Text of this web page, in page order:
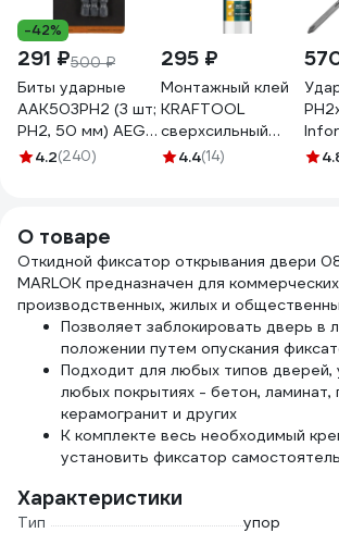
-42%
291 ₽500 ₽
Биты ударные
AAK503PH2 (3 шт;
PH2, 50 мм) AEG
4932479181
4.2(240)
295 ₽
Монтажный клей
KRAFTOOL
сверхсильный
универсальный,
4.4(14)
О товаре
Откидной фиксатор открывания двери
MARLOK предназначен для
производственных, жилых и
Позволяет заблокировать дверь в
положении путем опускания
Подходит для любых типов дверей,
любых покрытиях - бетон, ламинат,
керамогранит и других
К комплекте весь необходимый
установить фиксатор
Характеристики
Тип
упор